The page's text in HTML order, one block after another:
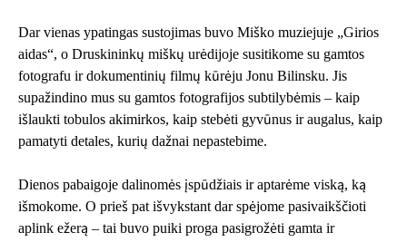
Dar vienas ypatingas sustojimas buvo Miško muziejuje „Girios
aidas“, o Druskininkų miškų urėdijoje susitikome su gamtos
fotografu ir dokumentinių filmų kūrėju Jonu Bilinsku. Jis
supažindino mus su gamtos fotografijos subtilybėmis – kaip
išlaukti tobulos akimirkos, kaip stebėti gyvūnus ir augalus, kaip
pamatyti detales, kurių dažnai nepastebime.
Dienos pabaigoje dalinomės įspūdžiais ir aptarėme viską, ką
išmokome. O prieš pat išvykstant dar spėjome pasivaikščioti
aplink ežerą – tai buvo puiki proga pasigrožėti gamta ir